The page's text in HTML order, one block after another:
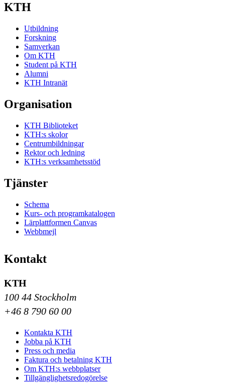
KTH
Utbildning
Forskning
Samverkan
Om KTH
Student på KTH
Alumni
KTH Intranät
Organisation
KTH Biblioteket
KTH:s skolor
Centrumbildningar
Rektor och ledning
KTH:s verksamhetsstöd
Tjänster
Schema
Kurs- och programkatalogen
Lärplattformen Canvas
Webbmejl
Kontakt
KTH
100 44 Stockholm
+46 8 790 60 00
Kontakta KTH
Jobba på KTH
Press och media
Faktura och betalning KTH
Om KTH:s webbplatser
Tillgänglighetsredogörelse